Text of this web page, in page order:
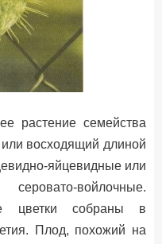
растение семейства
восходящий длиной
яйцевидные или
войлочные.
цветки собраны в
Плод, похожий на